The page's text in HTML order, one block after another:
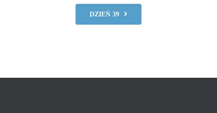
DZIEŃ 39